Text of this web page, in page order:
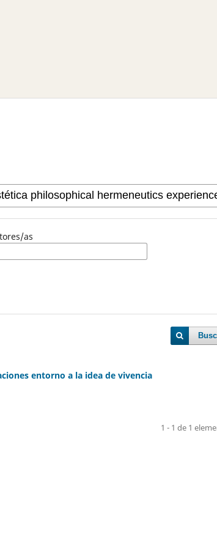
as
entorno a la idea de vivencia
1 - 1 de 1